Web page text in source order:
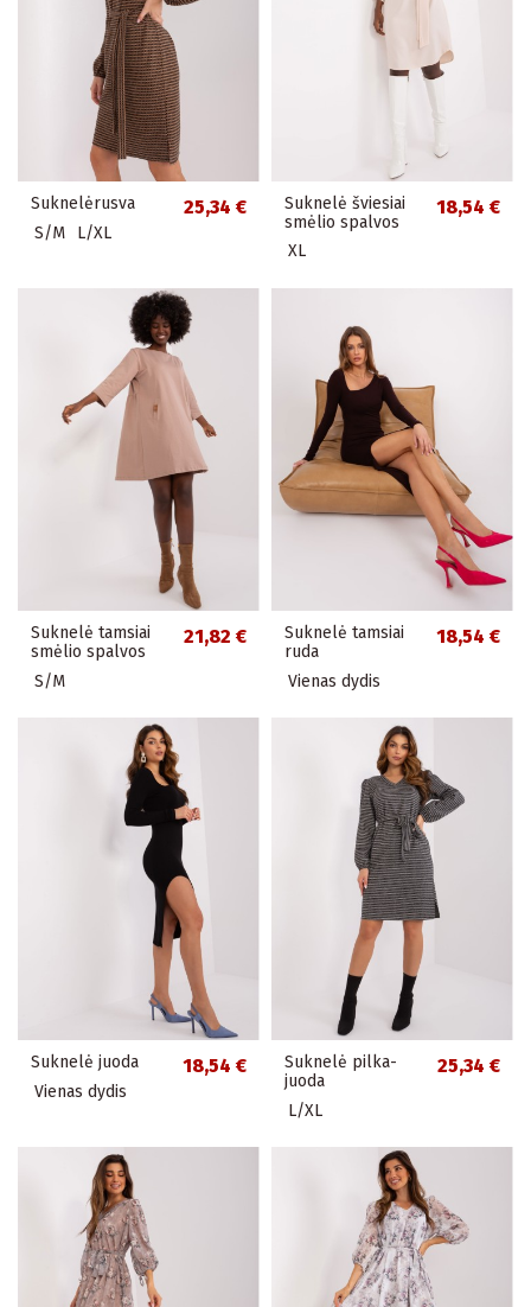
Suknelėrusva 25,34 €
S/M L/XL
Suknelė šviesiai
smėlio spalvos
18,54 €
XL
Suknelė tamsiai
smėlio spalvos
21,82 €
S/M
Suknelė tamsiai
ruda
18,54 €
Vienas dydis
Suknelė juoda 18,54 €
Vienas dydis
Suknelė pilka-
juoda
25,34 €
L/XL